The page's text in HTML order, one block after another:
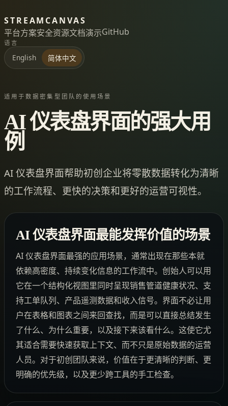
STREAMCANVAS
平台方案安全资源文档演示GitHub
语言
English 简体中文
适用于数据密集型团队的使用场景
AI 仪表盘界面的强大用
例
AI 仪表盘界面帮助初创企业将零散数据转化为清晰
的工作流程、更快的决策和更好的运营可视性。
AI 仪表盘界面最能发挥价值的场景
AI 仪表盘界面最强的应用场景，通常出现在那些本就
依赖高密度、持续变化信息的工作流中。创始人可以用
它在一个结构化视图里同时呈现销售管道健康状况、支
持工单队列、产品遥测数据和收入信号。界面不必让用
户在表格和图表之间来回查找，而是可以直接总结发生
了什么、为什么重要，以及接下来该看什么。这使它尤
其适合需要快速获取上下文、而不只是原始数据的运营
人员。对于初创团队来说，价值在于更清晰的判断、更
明确的优先级，以及更少跨工具的手工检查。